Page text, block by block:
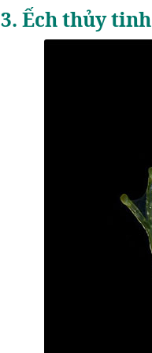
3. Ếch thủy tinh